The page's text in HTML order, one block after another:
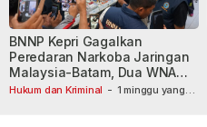
Hukum dan Kriminal - 1 minggu yang
BNNP Kepri Gagalkan
Peredaran Narkoba Jaringan
Malaysia-Batam, Dua WNA
Masih Diburu